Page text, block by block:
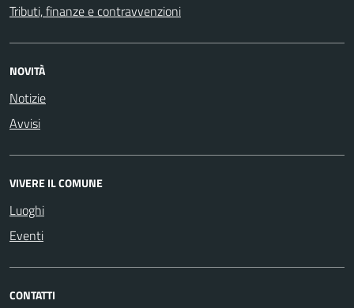
Tributi, finanze e contravvenzioni
NOVITÀ
Notizie
Avvisi
VIVERE IL COMUNE
Luoghi
Eventi
CONTATTI